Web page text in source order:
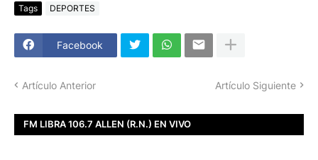
Tags DEPORTES
Facebook
Artículo Anterior Artículo Siguiente
FM LIBRA 106.7 ALLEN (R.N.) EN VIVO